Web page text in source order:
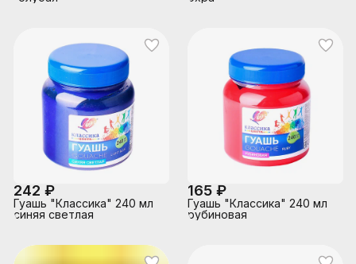
242 ₽
Гуашь "Классика" 240 мл
синяя светлая
165 ₽
Гуашь "Классика" 240 мл
рубиновая